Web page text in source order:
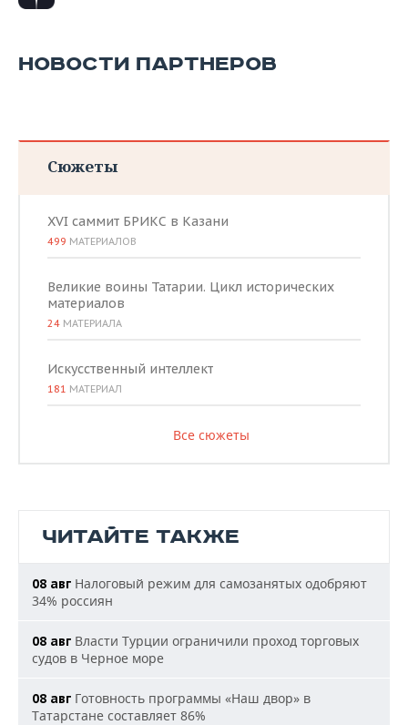
НОВОСТИ ПАРТНЕРОВ
Сюжеты
XVI саммит БРИКС в Казани
499 МАТЕРИАЛОВ
Великие воины Татарии. Цикл исторических
материалов
24 МАТЕРИАЛА
Искусственный интеллект
181 МАТЕРИАЛ
Все сюжеты
ЧИТАЙТЕ ТАКЖЕ
08 авг Налоговый режим для самозанятых одобряют
34% россиян
08 авг Власти Турции ограничили проход торговых
судов в Черное море
08 авг Готовность программы «Наш двор» в
Татарстане составляет 86%